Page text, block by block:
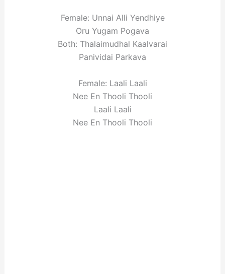
Female: Unnai Alli Yendhiye
Oru Yugam Pogava
Both: Thalaimudhal Kaalvarai
Panividai Parkava
Female: Laali Laali
Nee En Thooli Thooli
Laali Laali
Nee En Thooli Thooli